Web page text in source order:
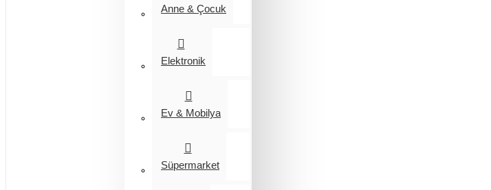
Anne & Çocuk
Elektronik
Ev & Mobilya
Süpermarket